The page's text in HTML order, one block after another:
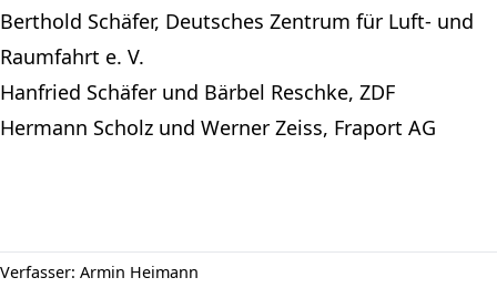
Berthold Schäfer, Deutsches Zentrum für Luft- und
Raumfahrt e. V.
Hanfried Schäfer und Bärbel Reschke, ZDF
Hermann Scholz und Werner Zeiss, Fraport AG
Verfasser: Armin Heimann